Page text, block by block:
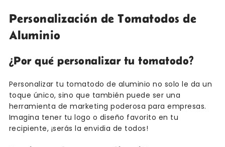
Personalización de Tomatodos de
Aluminio
¿Por qué personalizar tu tomatodo?
Personalizar tu tomatodo de aluminio no solo le da un
toque único, sino que también puede ser una
herramienta de marketing poderosa para empresas.
Imagina tener tu logo o diseño favorito en tu
recipiente, ¡serás la envidia de todos!